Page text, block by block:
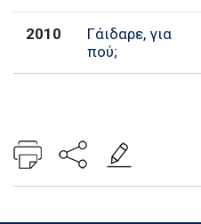
2010
Γάιδαρε, για
πού;